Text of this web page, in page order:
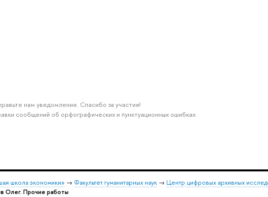
нам уведомление. Спасибо за участие!
сообщений об орфографических и пунктуационных ошибках.
школа экономики» → Факультет гуманитарных наук → Центр цифровых архивных
Олег. Прочие работы